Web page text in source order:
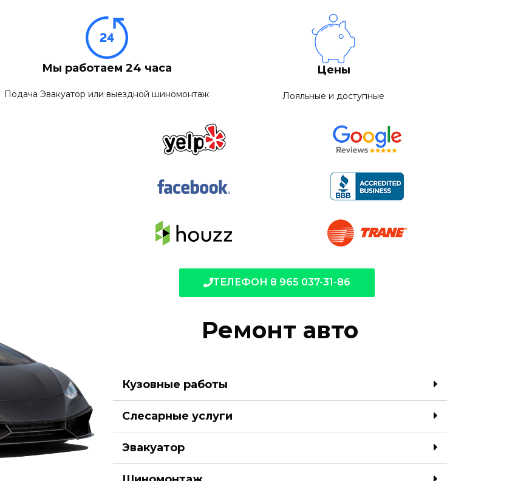
Мы работаем 24 часа
Подача Эвакуатор или выездной шиномонтаж
Цены
Лояльные и доступные
ТЕЛЕФОН 8 965 037-31-86
Ремонт авто
Кузовные работы
Слесарные услуги
Эвакуатор